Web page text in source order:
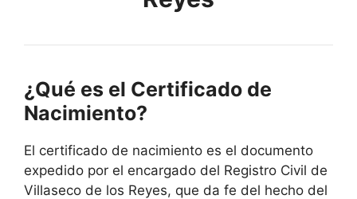
¿Qué es el Certificado de
Nacimiento?
El certificado de nacimiento es el documento
expedido por el encargado del Registro Civil de
Villaseco de los Reyes, que da fe del hecho del